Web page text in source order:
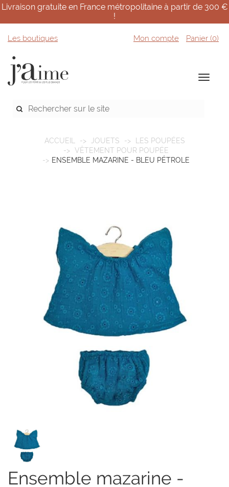
Livraison gratuite en France métropolitaine à partir de 300 €
!
Les boutiques Mon compte Panier (0)
ACCUEIL JOUETS
LES POUPÉES
VÊTEMENT POUR POUPÉE
ENSEMBLE MAZARINE - BLEU PÉTROLE
ensemble mazarine -